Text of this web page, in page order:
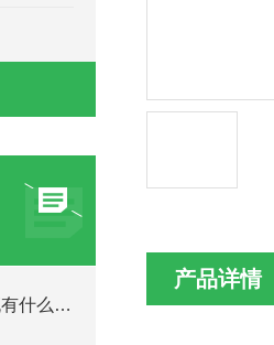
DC/DC电源的直流与交流有什么区别
产品详情